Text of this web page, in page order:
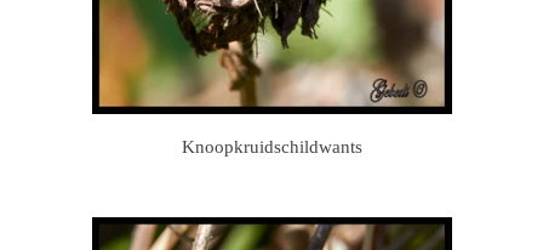
Knoopkruidschildwants